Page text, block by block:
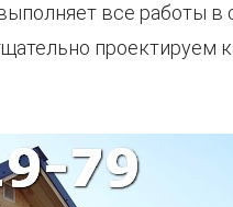
все работы в
проектируем